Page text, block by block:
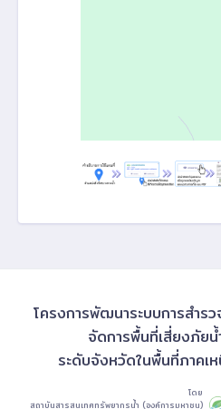
โครงการพัฒนาระบบการสำร
จัดการพื้นที่เสี่ยงภัย
ระดับจังหวัดในพื้นที่ภาคเ
โดย
สถาบันสารสนเทศทรัพยากรน้ำ (องค์การมหาชน)